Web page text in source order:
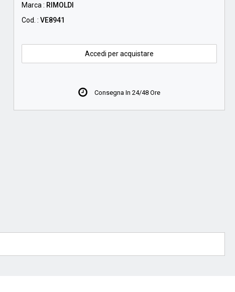
Marca : RIMOLDI
Cod. : VE8941
Accedi per acquistare
Consegna In 24/48 Ore